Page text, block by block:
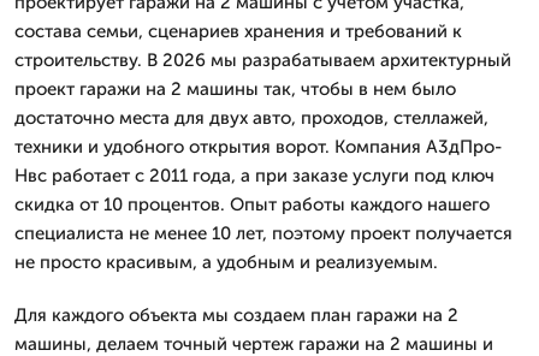
состава семьи, сценариев хранения и требований к
строительству. В 2026 мы разрабатываем архитектурный
проект гаражи на 2 машины так, чтобы в нем было
достаточно места для двух авто, проходов, стеллажей,
техники и удобного открытия ворот. Компания А3дПро-
Нвс работает с 2011 года, а при заказе услуги под ключ
скидка от 10 процентов. Опыт работы каждого нашего
специалиста не менее 10 лет, поэтому проект получается
не просто красивым, а удобным и реализуемым.
Для каждого объекта мы создаем план гаражи на 2
машины, делаем точный чертеж гаражи на 2 машины и